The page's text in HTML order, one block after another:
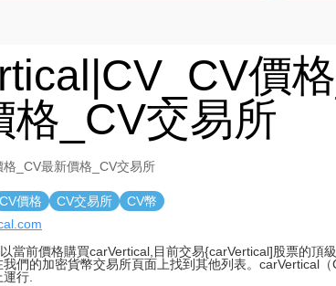
價
格_CV交易所
_CV最新價格_CV交易所
CV價格 CV交易所
CV幣
當前價格購買carVertical,目前交易{carVertical]股票的頂
們的加密貨幣交易所頁面上找到其他列表。carVertical
行.